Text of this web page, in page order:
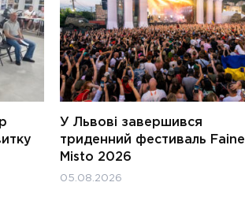
У Львові завершився
триденний фестиваль Faine
Misto 2026
05.08.2026